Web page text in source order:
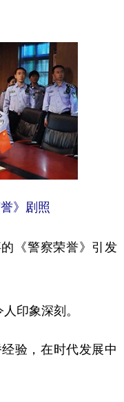
》剧照
《警察荣誉》引发
印象深刻。
验，在时代发展中